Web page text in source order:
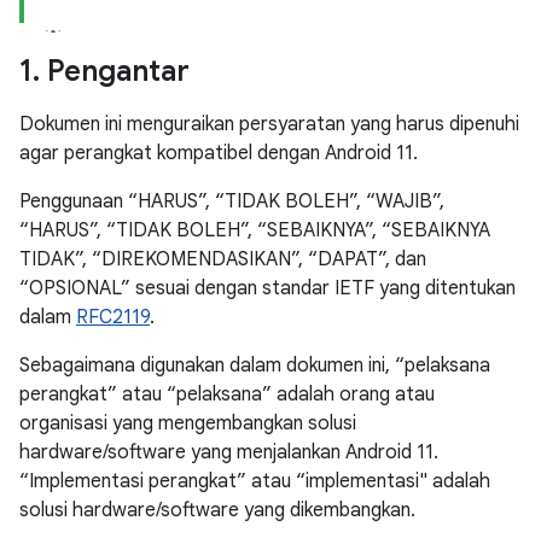
1. Pengantar
Dokumen ini menguraikan persyaratan yang harus dipenuhi
agar perangkat kompatibel dengan Android 11.
Penggunaan “HARUS”, “TIDAK BOLEH”, “WAJIB”,
“HARUS”, “TIDAK BOLEH”, “SEBAIKNYA”, “SEBAIKNYA
TIDAK”, “DIREKOMENDASIKAN”, “DAPAT”, dan
“OPSIONAL” sesuai dengan standar IETF yang ditentukan
dalam RFC2119.
Sebagaimana digunakan dalam dokumen ini, “pelaksana
perangkat” atau “pelaksana” adalah orang atau
organisasi yang mengembangkan solusi
hardware/software yang menjalankan Android 11.
“Implementasi perangkat” atau “implementasi" adalah
solusi hardware/software yang dikembangkan.